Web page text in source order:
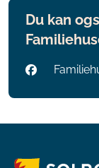
Du kan